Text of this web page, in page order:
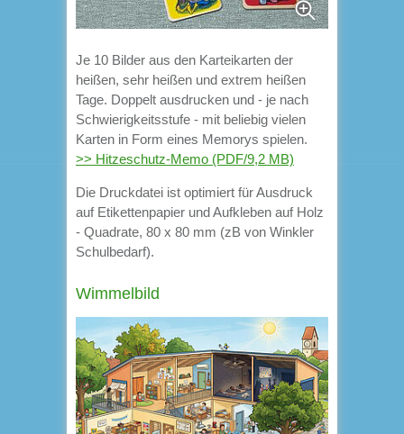
Je 10 Bilder aus den Karteikarten der
heißen, sehr heißen und extrem heißen
Tage. Doppelt ausdrucken und - je nach
Schwierigkeitsstufe - mit beliebig vielen
Karten in Form eines Memorys spielen.
>> Hitzeschutz-Memo (PDF/9,2 MB)
Die Druckdatei ist optimiert für Ausdruck
auf Etikettenpapier und Aufkleben auf Holz
- Quadrate, 80 x 80 mm (zB von Winkler
Schulbedarf).
Wimmelbild